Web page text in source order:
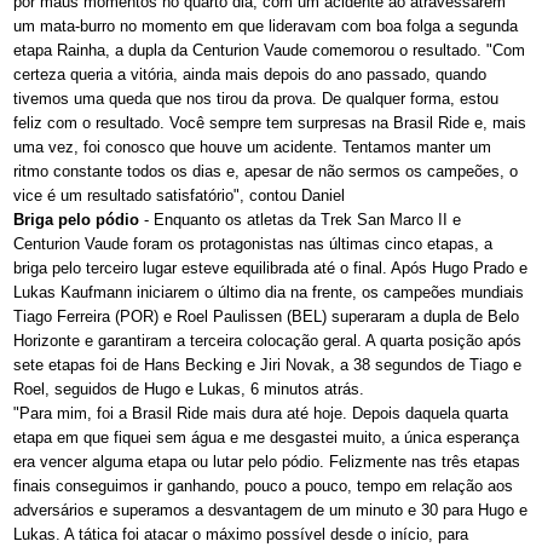
um mata-burro no momento em que lideravam com boa folga a segunda
etapa Rainha, a dupla da Centurion Vaude comemorou o resultado. "Com
certeza queria a vitória, ainda mais depois do ano passado, quando
tivemos uma queda que nos tirou da prova. De qualquer forma, estou
feliz com o resultado. Você sempre tem surpresas na Brasil Ride e, mais
uma vez, foi conosco que houve um acidente. Tentamos manter um
ritmo constante todos os dias e, apesar de não sermos os campeões, o
vice é um resultado satisfatório", contou Daniel
Briga pelo pódio - Enquanto os atletas da Trek San Marco II e
Centurion Vaude foram os protagonistas nas últimas cinco etapas, a
briga pelo terceiro lugar esteve equilibrada até o final. Após Hugo Prado e
Lukas Kaufmann iniciarem o último dia na frente, os campeões mundiais
Tiago Ferreira (POR) e Roel Paulissen (BEL) superaram a dupla de Belo
Horizonte e garantiram a terceira colocação geral. A quarta posição após
sete etapas foi de Hans Becking e Jiri Novak, a 38 segundos de Tiago e
Roel, seguidos de Hugo e Lukas, 6 minutos atrás.
"Para mim, foi a Brasil Ride mais dura até hoje. Depois daquela quarta
etapa em que fiquei sem água e me desgastei muito, a única esperança
era vencer alguma etapa ou lutar pelo pódio. Felizmente nas três etapas
finais conseguimos ir ganhando, pouco a pouco, tempo em relação aos
adversários e superamos a desvantagem de um minuto e 30 para Hugo e
Lukas. A tática foi atacar o máximo possível desde o início, para